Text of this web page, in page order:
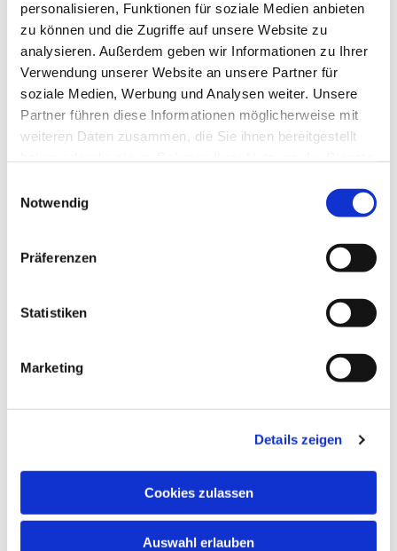
personalisieren, Funktionen für soziale Medien anbieten
zu können und die Zugriffe auf unsere Website zu
analysieren. Außerdem geben wir Informationen zu Ihrer
Verwendung unserer Website an unsere Partner für
soziale Medien, Werbung und Analysen weiter. Unsere
Partner führen diese Informationen möglicherweise mit
weiteren Daten zusammen, die Sie ihnen bereitgestellt
Notwendig
Präferenzen
Statistiken
Marketing
Details zeigen
Cookies zulassen
Auswahl erlauben
Dies könnte Sie auch
interessieren